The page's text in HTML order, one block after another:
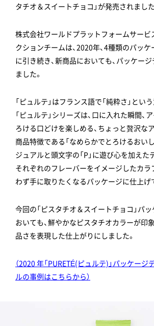
タチオ＆スイートチョコ」が発売されました
株式会社ワールドプラットフォームサー
クションチームは、2020年、4種類のパッ
に引き続き、新商品においても、パッケー
ました。
「ピュルテ」はフランス語で「純粋さ」とい
「ピュルテ」シリーズは、口に入れた瞬間、
ろける口どけを楽しめる、ちょっと贅沢な
商品特徴である「なめらかでとろけるおい
ジュアルと頭文字の「P」に遊び心を加えた
それぞれのフレーバーをイメージしたカラ
わず手に取りたくなるパッケージに仕上げ
今回の「ピスタチオ＆スイートチョコ」パ
おいても、鮮やかなピスタチオカラーが印
品さを表現した仕上がりにしました。
（2020 年「PURETÉ(ピュルテ)」パッケー
ルの事例はこちらから）